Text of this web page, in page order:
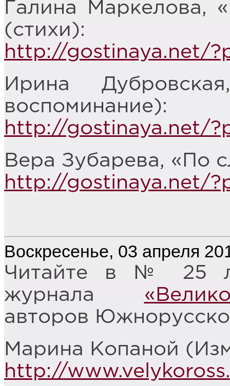
Галина Маркелова,
(стихи):
http://gostinaya.net/
Ирина
воспоминание):
http://gostinaya.net/
Вера Зубарева, «По
http://gostinaya.net/
Воскресенье, 03 апреля
Читайте в № 25
журнала
авторов
Марина Копаной
http://